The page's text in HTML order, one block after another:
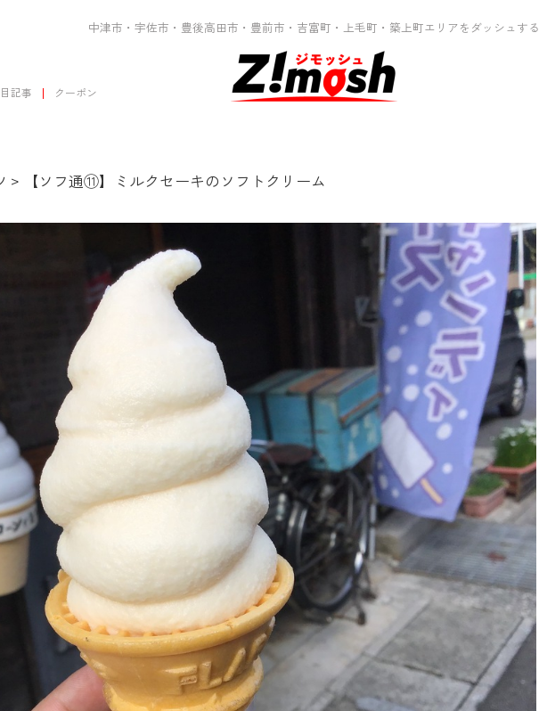
中津市・宇佐市・豊後高田市・豊前市・吉富町・上毛町・築上町エリアをダッシュする
記事 クーポン
> 【ソフ通⑪】ミルクセーキのソフトクリーム